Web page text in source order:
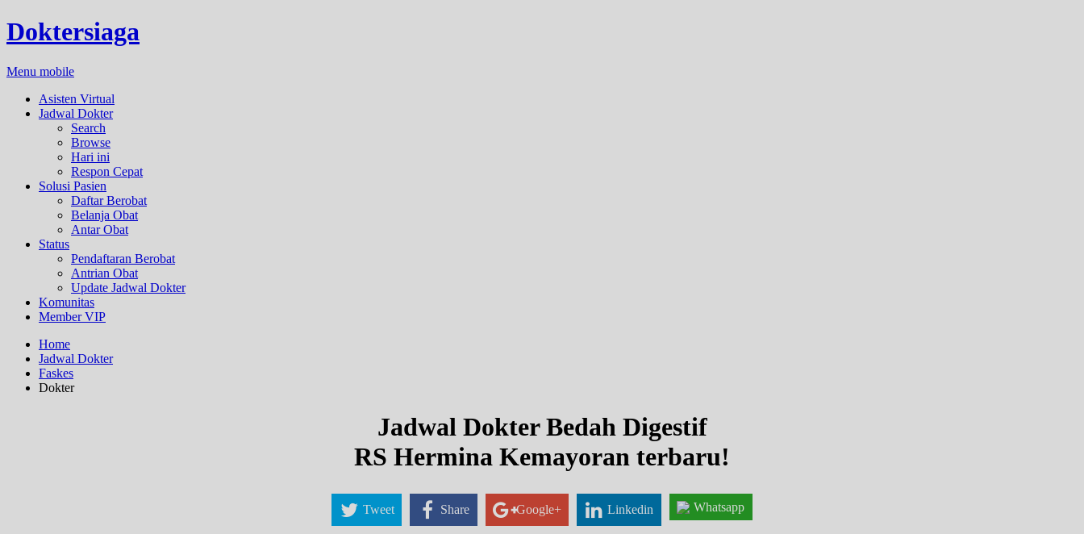
Doktersiaga
Menu mobile
Asisten Virtual
Jadwal Dokter
Search
Browse
Hari ini
Respon Cepat
Solusi Pasien
Daftar Berobat
Belanja Obat
Antar Obat
Status
Pendaftaran Berobat
Antrian Obat
Update Jadwal Dokter
Komunitas
Member VIP
Home
Jadwal Dokter
Faskes
Dokter
Jadwal Dokter Bedah Digestif
RS Hermina Kemayoran terbaru!
Tweet Share Google+ Linkedin Whatsapp